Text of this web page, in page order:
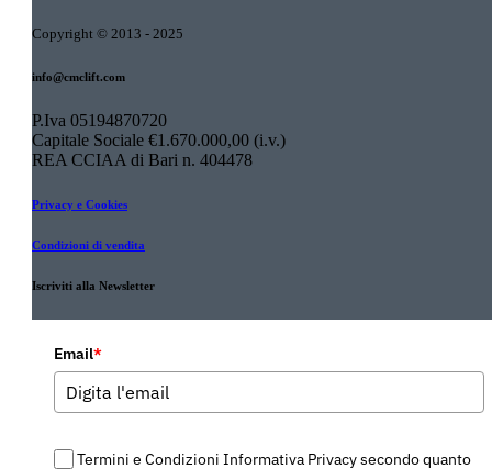
Copyright © 2013 - 2025
info@cmclift.com
P.Iva 05194870720
Capitale Sociale €1.670.000,00 (i.v.)
REA CCIAA di Bari n. 404478
Privacy e Cookies
Condizioni di vendita
Iscriviti alla Newsletter
Email*
Termini e Condizioni Informativa Privacy secondo quanto